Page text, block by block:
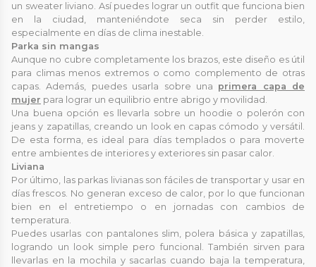
un sweater liviano. Así puedes lograr un outfit que funciona bien
en la ciudad, manteniéndote seca sin perder estilo,
especialmente en días de clima inestable.
Parka sin mangas
Aunque no cubre completamente los brazos, este diseño es útil
para climas menos extremos o como complemento de otras
capas. Además, puedes usarla sobre una primera capa de
mujer para lograr un equilibrio entre abrigo y movilidad.
Una buena opción es llevarla sobre un hoodie o polerón con
jeans y zapatillas, creando un look en capas cómodo y versátil.
De esta forma, es ideal para días templados o para moverte
entre ambientes de interiores y exteriores sin pasar calor.
Liviana
Por último, las parkas livianas son fáciles de transportar y usar en
días frescos. No generan exceso de calor, por lo que funcionan
bien en el entretiempo o en jornadas con cambios de
temperatura.
Puedes usarlas con pantalones slim, polera básica y zapatillas,
logrando un look simple pero funcional. También sirven para
llevarlas en la mochila y sacarlas cuando baja la temperatura,